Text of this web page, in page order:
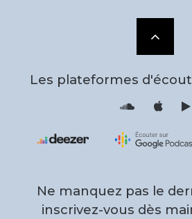
Scroll
to
the
top
Les plateformes
S
n
d
c
P
r
o
i
T
n
e
s
Ne manquez pas le
inscrivez-vous dès